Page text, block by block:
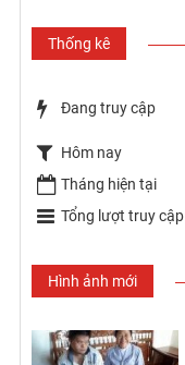
Thống kê
Đang truy cập
Hôm nay
Tháng hiện tại
Tổng lượt truy cập
Hình ảnh mới